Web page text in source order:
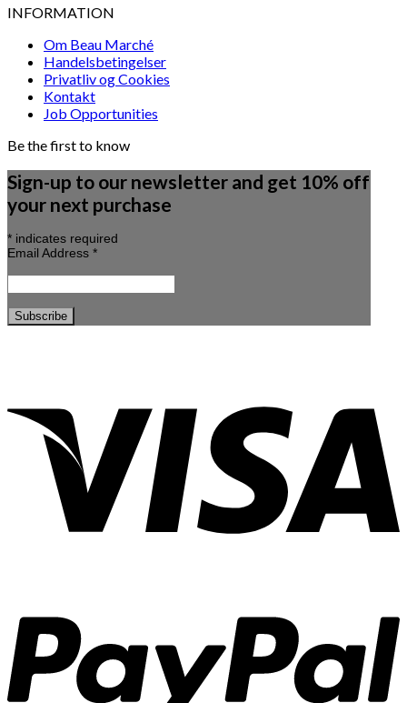
INFORMATION
Om Beau Marché
Handelsbetingelser
Privatliv og Cookies
Kontakt
Job Opportunities
Be the first to know
Sign-up to our newsletter and get 10% off
your next purchase
* indicates required
Email Address *